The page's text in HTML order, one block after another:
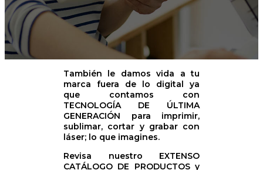
También le damos vida a tu
marca fuera de lo digital ya
que contamos con
TECNOLOGÍA DE ÚLTIMA
GENERACIÓN para imprimir,
sublimar, cortar y grabar con
láser; lo que imagines.
Revisa nuestro EXTENSO
CATÁLOGO DE PRODUCTOS y